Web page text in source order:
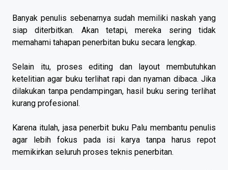
Banyak penulis sebenarnya sudah memiliki naskah yang
siap diterbitkan. Akan tetapi, mereka sering tidak
memahami tahapan penerbitan buku secara lengkap.
Selain itu, proses editing dan layout membutuhkan
ketelitian agar buku terlihat rapi dan nyaman dibaca. Jika
dilakukan tanpa pendampingan, hasil buku sering terlihat
kurang profesional.
Karena itulah, jasa penerbit buku Palu membantu penulis
agar lebih fokus pada isi karya tanpa harus repot
memikirkan seluruh proses teknis penerbitan.